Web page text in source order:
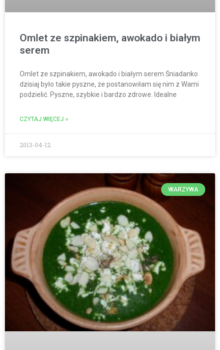
Omlet ze szpinakiem, awokado i białym
serem
Omlet ze szpinakiem, awokado i białym serem Śniadanko
dzisiaj było takie pyszne, że postanowiłam się nim z Wami
podzielić. Pyszne, szybkie i bardzo zdrowe. Idealne
CZYTAJ WIĘCEJ »
2013-04-12
WARZYWA